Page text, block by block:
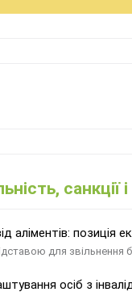
санкції
аліментів: позиція
для
осіб з